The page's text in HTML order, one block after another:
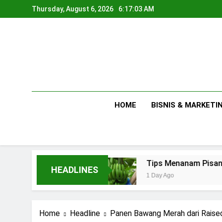
to
Thursday, August 6, 2026 6:17:04 AM
HOME BISNIS &
HEADLINES
Tips Menanam Pisang : Pentingnya
1 Day Ago
Home Headline Panen Bawang Merah dari